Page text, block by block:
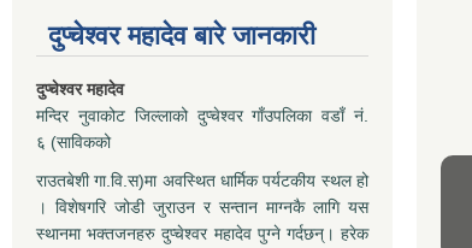
दुप्चेश्वर महादेव बारे जानकारी
दुप्चेश्वर महादेव
मन्दिर नुवाकोट जिल्लाको दुप्चेश्वर गाँउपलिका वडाँ नं.
६ (साविकको
राउतबेशी गा.वि.स)मा अवस्थित धार्मिक पर्यटकीय स्थल हो
। विशेषगरि जोडी जुराउन र सन्तान माग्नकै लागि यस
स्थानमा भक्तजनहरु दुप्चेश्वर महादेव पुग्ने गर्दछन्। हरेक